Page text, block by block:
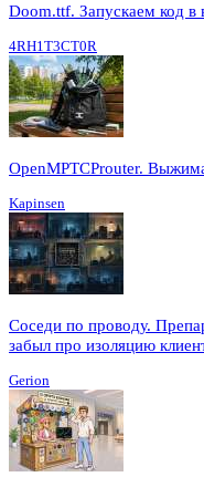
Doom.ttf. Запускаем код
4RH1T3CT0R
OpenMPTCProuter.
Kapinsen
Соседи по проводу.
забыл про изоляцию
Gerion